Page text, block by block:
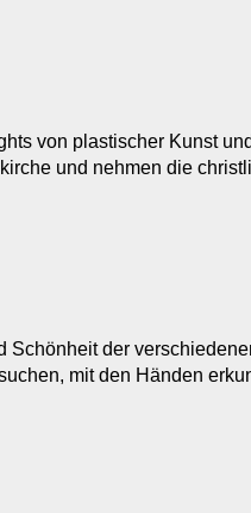
von plastischer Kunst
und nehmen die
der
mit den Händen